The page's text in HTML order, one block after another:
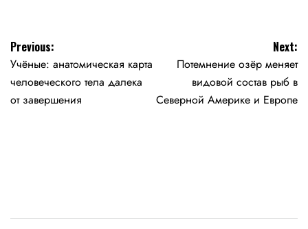
Навигация
по
записям
Previous:
Учёные: анатомическая карта
человеческого тела далека
от завершения
Next:
Потемнение озёр меняет
видовой состав рыб в
Северной Америке и Европе